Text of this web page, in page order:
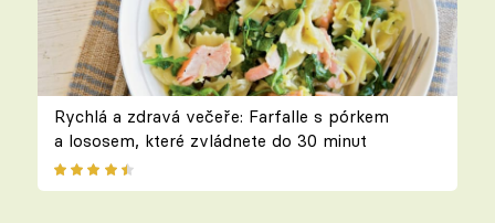
Rychlá a zdravá večeře: Farfalle s pórkem
a lososem, které zvládnete do 30 minut